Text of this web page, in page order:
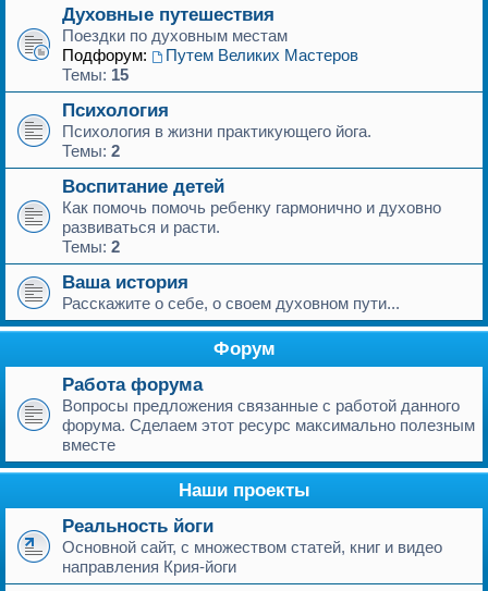
Духовные путешествия
Поездки по духовным местам
Подфорум:
Путем Великих Мастеров
Темы: 15
Психология
Психология в жизни практикующего йога.
Темы: 2
Воспитание детей
Как помочь помочь ребенку гармонично и духовно
развиваться и расти.
Темы: 2
Ваша история
Расскажите о себе, о своем духовном пути...
Форум
Работа форума
Вопросы предложения связанные с работой данного
форума. Сделаем этот ресурс максимально полезным
вместе
Наши проекты
Реальность йоги
Основной сайт, с множеством статей, книг и видео
направления Крия-йоги